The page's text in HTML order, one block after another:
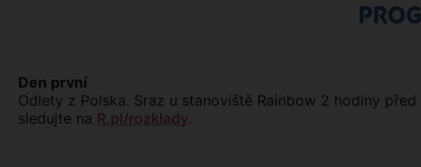
Den první
Odlety z Polska. Sraz u stanoviště Rainbow 2 hodiny
sledujte na R.pl/rozklady.